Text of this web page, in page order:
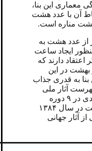
معماری این بنا،
آن با عدد هشت
مناره است.
از عدد هشت به
ایجاد ساعت
اعتقاد دارند که
در این
بنا به قدری جذاب
در فهرست آثار ملی
ایران ثبت شد و در سال ۱۳۴۸ خورشیدی در ۹ دوره
مرمت و بازسازی قرار گرفت. در نهایت در سال ۱۳۸۴
آثار جهانی